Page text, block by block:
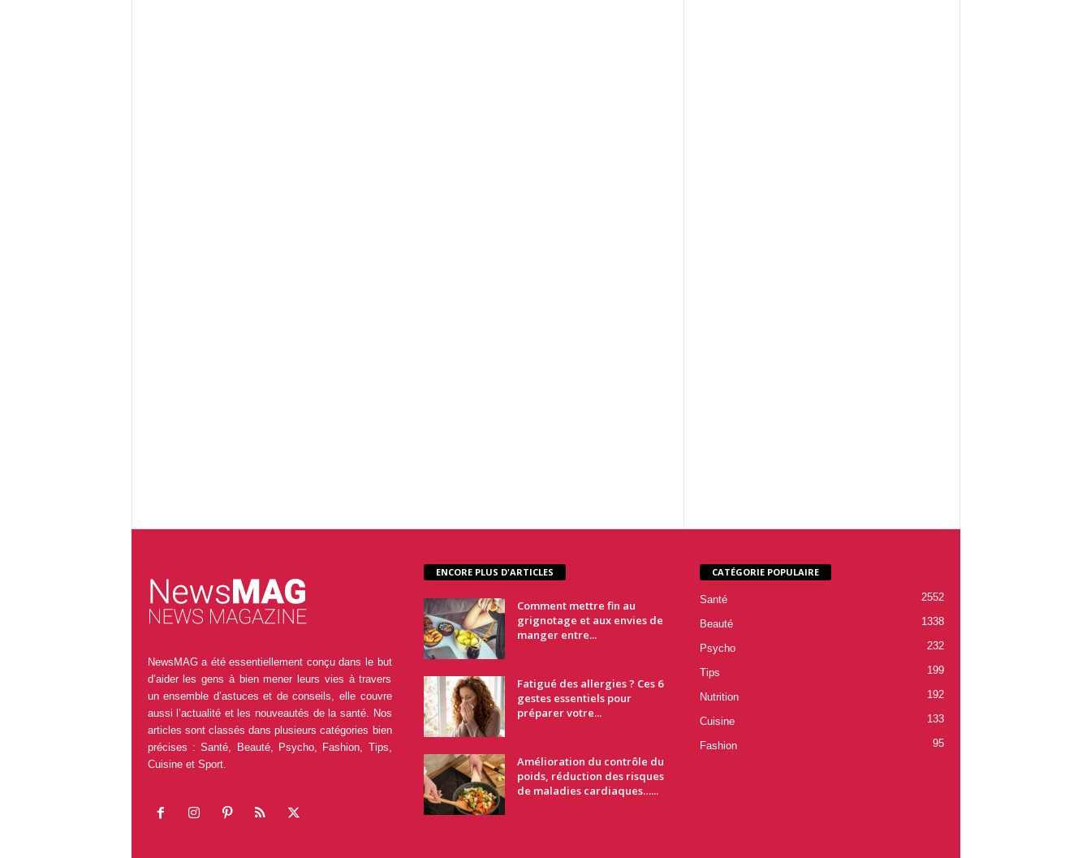
NewsMAG a été essentiellement conçu dans le but
d’aider les gens à bien mener leurs vies à travers
un ensemble d’astuces et de conseils, elle couvre
aussi l’actualité et les nouveautés de la santé. Nos
articles sont classés dans plusieurs catégories bien
précises : Santé, Beauté, Psycho, Fashion, Tips,
Cuisine et Sport.
ENCORE PLUS D'ARTICLES
Comment mettre fin au
grignotage et aux envies de
manger entre...
Fatigué des allergies ? Ces 6
gestes essentiels pour
préparer votre...
Amélioration du contrôle du
poids, réduction des risques
de maladies cardiaques…...
CATÉGORIE POPULAIRE
Santé 2552
Beauté 1338
Psycho 232
Tips 199
Nutrition 192
Cuisine 133
Fashion 95